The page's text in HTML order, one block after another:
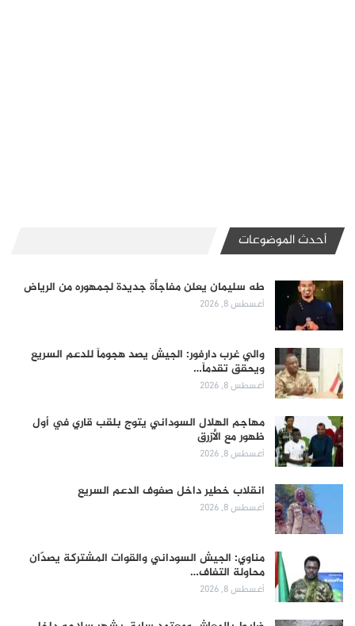
أحدث الموضوعات
طه سليمان يعلن مفاجأة جديدة لجمهوره من الرياض
أغسطس 8, 2026
والي غرب دارفور: الجيش يصد هجوماً للدعم السريع
ويحقق تقدماً…
أغسطس 8, 2026
مهاجم الهلال السوداني يتوج بلقب قاري في أول
ظهور مع الأزرق
أغسطس 8, 2026
انقلاب خطير داخل صفوف الدعم السريع
أغسطس 8, 2026
مناوي: الجيش السوداني والقوات المشتركة يصدّان
محاولة التفاف…
أغسطس 8, 2026